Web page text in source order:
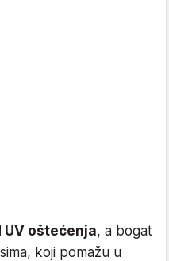
oštećenja, a bogat
koji pomažu u